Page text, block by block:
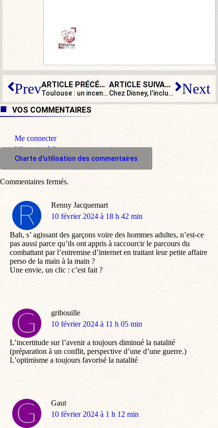
Prev ARTICLE PRÉCÉDENT
Toulouse : un incendie dans l’église Saint-Joseph
ARTICLE SUIVANT
Chez Disney, l’inclusion à marche forcée n’est pas une théorie du complot Next
VOS COMMENTAIRES
Me connecter
M'inscrire à l'espace commentaire
Charte d'utilisation des commentaires
Renny Jacquemart
dit
10 février 2024 à 18 h 42 min
Bah, s’ agissant des garçons voire des hommes adultes, n’est-ce
pas aussi parce qu’ils ont appris à raccourcir le parcours du
combattant par l’entremise d’internet en traitant leur petite affaire
perso de la main à la main ?
Une envie, un clic : c’est fait ?
gribouille
dit
10 février 2024 à 11 h 05 min
L’incertitude sur l’avenir a toujours diminué la natalité
(préparation à un conflit, perspective d’une d’une guerre.)
L’optimisme a toujours favorisé la natalité
Gaut
dit
10 février 2024 à 1 h 12 min
Commentaires fermés.